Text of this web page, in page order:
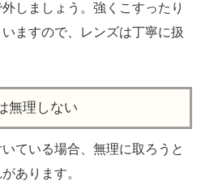
しましょう。強くこすったり
ますので、レンズは丁寧に扱
無理しない
ている場合、無理に取ろうと
あります。